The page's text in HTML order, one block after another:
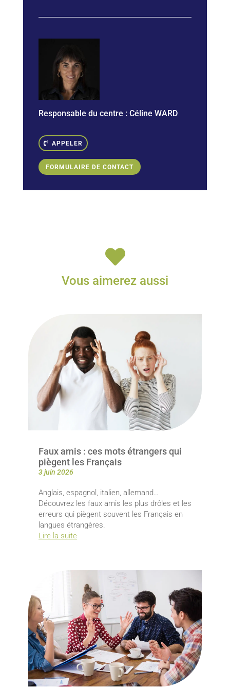
Responsable du centre : Céline WARD
APPELER
FORMULAIRE DE CONTACT

Vous aimerez aussi
Faux amis : ces mots étrangers qui
piègent les Français
3 juin 2026
Anglais, espagnol, italien, allemand…
Découvrez les faux amis les plus drôles et les
erreurs qui piègent souvent les Français en
langues étrangères.
Lire la suite